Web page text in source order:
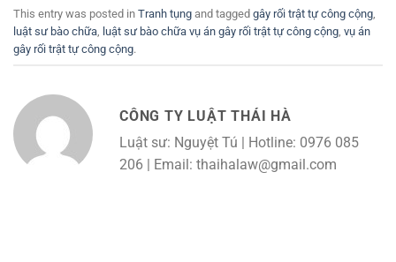
This entry was posted in Tranh tụng and tagged gây rối trật tự công cộng
luật sư bào chữa luật sư bào chữa vụ án gây rối trật tự công cộng vụ án
gây rối trật tự công cộng.
CÔNG TY LUẬT THÁI HÀ
Luật sư: Nguyệt Tú | Hotline: 0976 085
206 | Email: thaihalaw@gmail.com